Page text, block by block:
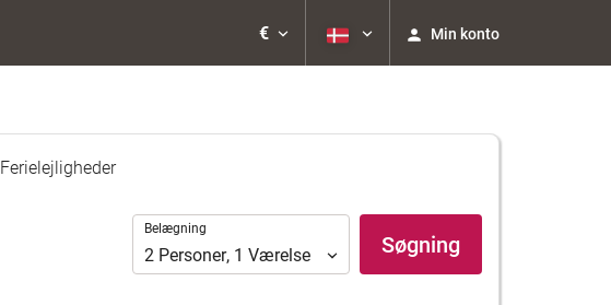
€ Min konto
Ferielejligheder
Belægning
Belægning
2 Personer, 1 Værelse Søgning